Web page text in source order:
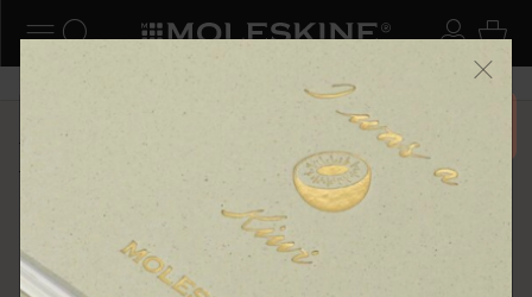
ナビゲーションの切替 ログ
検索 (キーワードなど) カ
6,500円以上のご購入で送料無料 メニ
ーを閉じる
ショップ
カイエ ＆ ジャーナル
カイエ ジャーナル